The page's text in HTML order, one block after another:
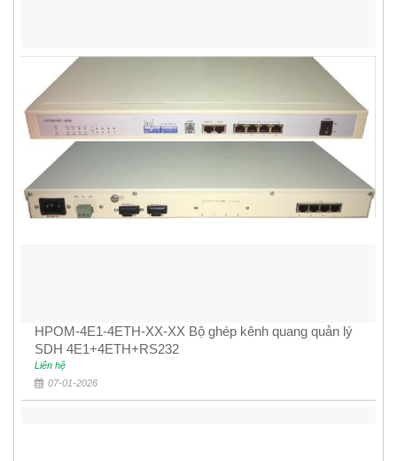
HPOM-4E1-4ETH-XX-XX Bộ ghép kênh quang quản lý
SDH 4E1+4ETH+RS232
Liên hệ
07-01-2026